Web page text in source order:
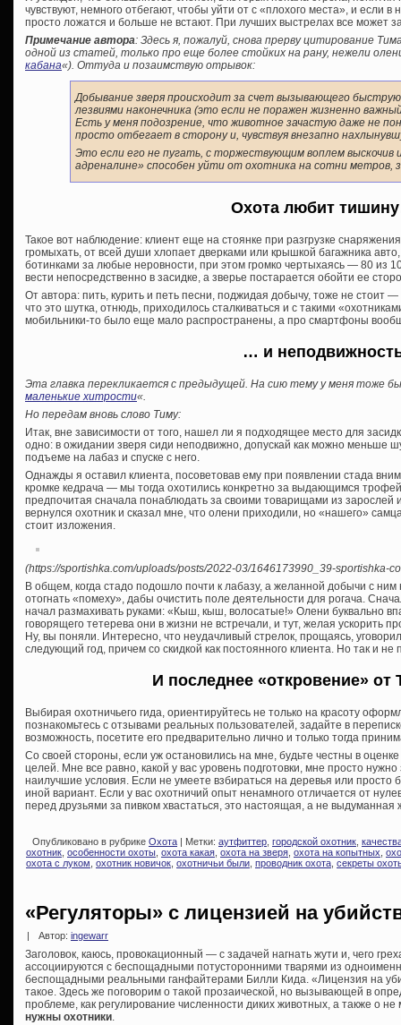
чувствуют, немного отбегают, чтобы уйти от с «плохого места», и если в
просто ложатся и больше не встают. При лучших выстрелах все может
Примечание автора: Здесь я, пожалуй, снова прерву цитирование
одной из статей, только про еще более стойких на рану, нежели
кабана«). Оттуда и позаимствую отрывок:
Добывание зверя происходит за счет вызывающего
лезвиями наконечника (это если не поражен жизненно
Есть у меня подозрение, что животное зачастую даже не
просто отбегает в сторону и, чувствуя внезапно
Это если его не пугать, с торжествующим воплем выскочив
адреналине» способен уйти от охотника на сотни метров,
Охота любит
Такое вот наблюдение: клиент еще на стоянке при разгрузке
громыхать, от всей души хлопает дверками или крышкой багажника
ботинками за любые неровности, при этом громко чертыхаясь — 80 из
вести непосредственно в засидке, а зверье постарается обойти ее
От автора: пить, курить и петь песни, поджидая добычу, тоже не стоит
что это шутка, отнюдь, приходилось сталкиваться и с такими
мобильники-то было еще мало распространены, а про смартфоны
… и
Эта главка перекликается с предыдущей. На сию тему у меня тоже
маленькие хитрости«.
Но передам вновь слово Тиму:
Итак, вне зависимости от того, нашел ли я подходящее место для
одно: в ожидании зверя сиди неподвижно, допускай как можно меньше
подъеме на лабаз и спуске с него.
Однажды я оставил клиента, посоветовав ему при появлении стада
кромке кедрача — мы тогда охотились конкретно за выдающимся
предпочитая сначала понаблюдать за своими товарищами из зарослей
вернулся охотник и сказал мне, что олени приходили, но «нашего»
стоит изложения.
(https://sportishka.com/uploads/posts/2022-03/1646173990_39-sportishka-
В общем, когда стадо подошло почти к лабазу, а желанной добычи с
отогнать «помеху», дабы очистить поле деятельности для рогача.
начал размахивать руками: «Кыш, кыш, волосатые!» Олени буквально
говорящего тетерева они в жизни не встречали, и тут, желая ускорить
Ну, вы поняли. Интересно, что неудачливый стрелок, прощаясь,
следующий год, причем со скидкой как постоянного клиента. Но так и не
И последнее «откровение» от
Выбирая охотничьего гида, ориентируйтесь не только на красоту
познакомьтесь с отзывами реальных пользователей, задайте в
возможность, посетите его предварительно лично и только тогда
Со своей стороны, если уж остановились на мне, будьте честны в
целей. Мне все равно, какой у вас уровень подготовки, мне просто
наилучшие условия. Если не умеете взбираться на деревья или просто
иной вариант. Если у вас охотничий опыт ненамного отличается от
перед друзьями за пивком хвастаться, это настоящая, а не выдуманная
Опубликовано в рубрике Охота | Метки: аутфиттер городской охотник
охотник особенности охоты охота какая охота на зверя охота на копытных
охота с луком охотник новичок охотничьи были проводник охота секреты
«Регуляторы» с лицензией на
| Автор: ingewarr
Заголовок, каюсь, провокационный — с задачей нагнать жути и, чего
ассоциируются с беспощадными потусторонними тварями из
беспощадными реальными ганфайтерами Билли Кида. «Лицензия на
такое. Здесь же поговорим о такой прозаической, но вызывающей в
проблеме, как регулирование численности диких животных, а также о
нужны охотники.